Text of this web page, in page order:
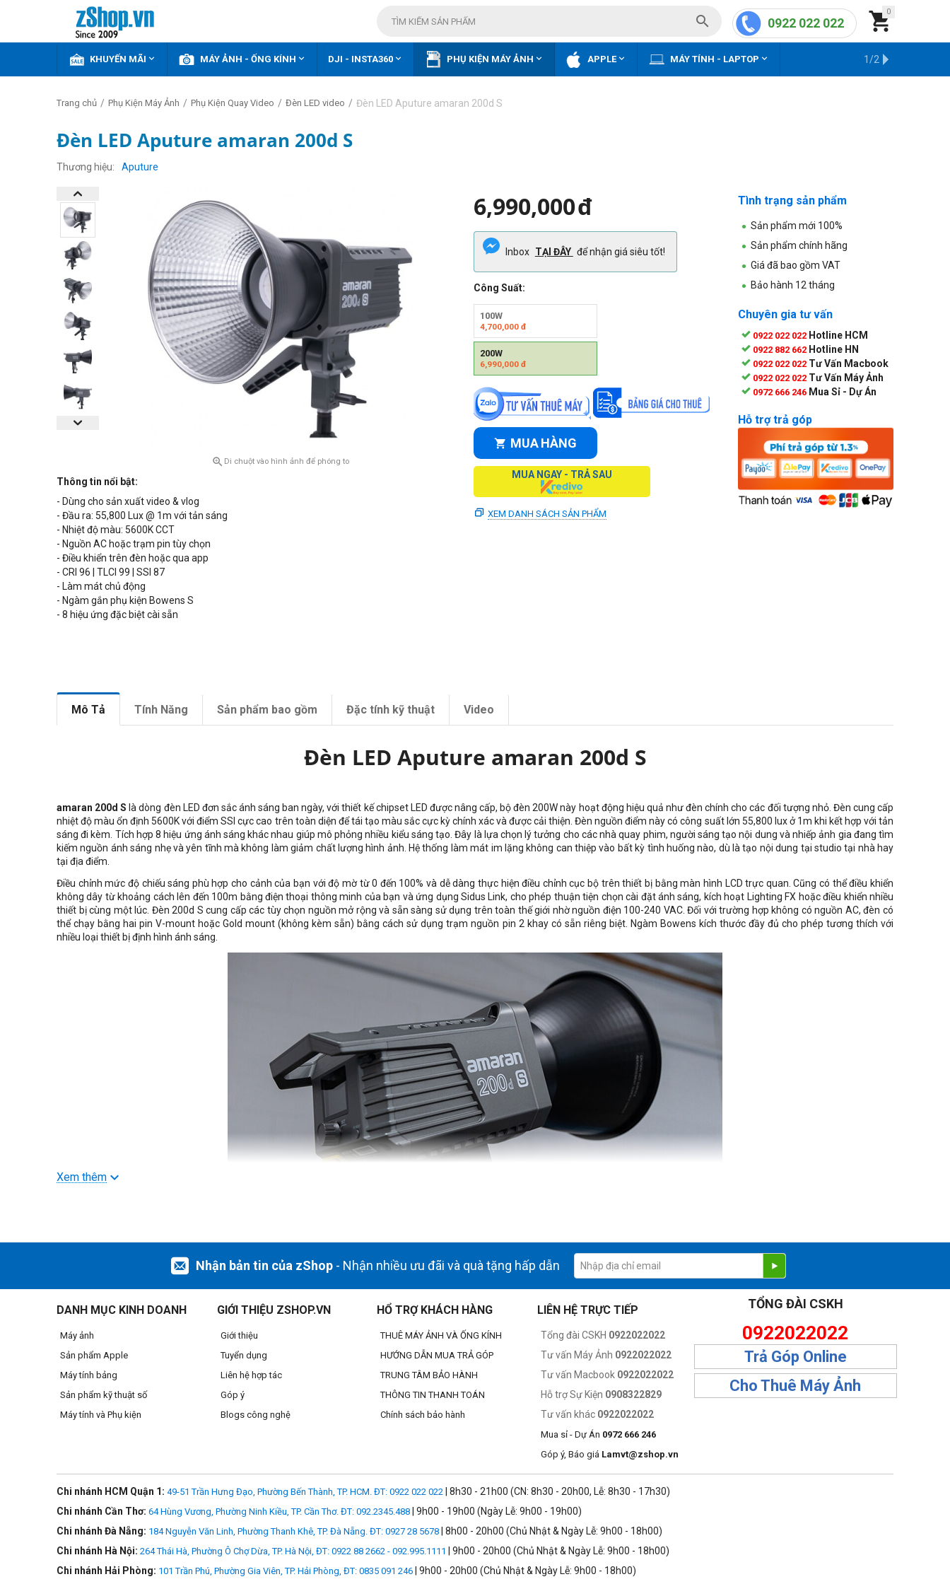
0

0922 022 022

KHUYẾN MÃI  MÁY ẢNH - ỐNG KÍNH  DJI - INSTA360  PHỤ KIỆN MÁY ẢNH  APPLE MÁY TÍNH - LAPTOP  KHO HÀNG CŨ
1/2
Trang chủ / Phụ Kiện Máy Ảnh / Phụ Kiện Quay Video / Đèn LED video / Đèn LED Aputure amaran 200d S
Đèn LED Aputure amaran 200d S
Thương hiệu Aputure
 Di chuột vào hình ảnh để phóng to
Thông tin nổi bật:
- Dùng cho sản xuất video & vlog
- Đầu ra: 55,800 Lux @ 1m với tản sáng
- Nhiệt độ màu: 5600K CCT
- Nguồn AC hoặc trạm pin tùy chọn
- Điều khiển trên đèn hoặc qua app
- CRI 96 | TLCI 99 | SSI 87
- Làm mát chủ động
- Ngàm gắn phụ kiện Bowens S
- 8 hiệu ứng đặc biệt cài sẵn
6,990,000đ
Inbox TẠI ĐÂY để nhận giá siêu tốt!
Công Suất:
100W
4,700,000đ
200W
6,990,000đ
MUA HÀNG
MUA NGAY - TRẢ SAU
XEM DANH SÁCH SẢN PHẨM
Tình trạng sản phẩm
Sản phẩm mới 100%
Sản phẩm chính hãng
Giá đã bao gồm VAT
Bảo hành 12 tháng
Chuyên gia tư vấn
0922 022 022 Hotline HCM
0922 882 662 Hotline HN
0922 022 022 Tư Vấn Macbook
0922 022 022 Tư Vấn Máy Ảnh
0972 666 246 Mua Sỉ - Dự Án
Hỗ trợ trả góp
Mô Tả Tính Năng Sản phẩm bao gồm Đặc tính kỹ thuật Video
Đèn LED Aputure amaran 200d S
amaran 200d S là dòng đèn LED đơn sắc ánh sáng ban ngày, với thiết kế chipset LED được nâng cấp, bộ đèn 200W này hoạt động hiệu quả như đèn chính cho các đối tượng nhỏ. Đèn cung cấp
nhiệt độ màu ổn định 5600K với điểm SSI cực cao trên toàn diện để tái tạo màu sắc cực kỳ chính xác và được cải thiện. Đèn nguồn điểm này có công suất lớn 55,800 lux ở 1m khi kết hợp với tản
sáng đi kèm. Tích hợp 8 hiệu ứng ánh sáng khác nhau giúp mô phỏng nhiều kiểu sáng tạo. Đây là lựa chọn lý tưởng cho các nhà quay phim, người sáng tạo nội dung và nhiếp ảnh gia đang tìm
kiếm nguồn ánh sáng nhẹ và yên tĩnh mà không làm giảm chất lượng hình ảnh. Hệ thống làm mát im lặng không can thiệp vào bất kỳ tình huống nào, dù là tạo nội dung tại studio tại nhà hay
tại địa điểm.
Điều chỉnh mức độ chiếu sáng phù hợp cho cảnh của bạn với độ mờ từ 0 đến 100% và dễ dàng thực hiện điều chỉnh cục bộ trên thiết bị bằng màn hình LCD trực quan. Cũng có thể điều khiển
không dây từ khoảng cách lên đến 100m bằng điện thoại thông minh của bạn và ứng dụng Sidus Link, cho phép thuận tiện chọn cài đặt ánh sáng, kích hoạt Lighting FX hoặc điều khiển nhiều
thiết bị cùng một lúc. Đèn 200d S cung cấp các tùy chọn nguồn mở rộng và sẵn sàng sử dụng trên toàn thế giới nhờ nguồn điện 100-240 VAC. Đối với trường hợp không có nguồn AC, đèn có
thể chạy bằng hai pin V-mount hoặc Gold mount (không kèm sẵn) bằng cách sử dụng trạm nguồn pin 2 khay có sẵn riêng biệt. Ngàm Bowens kích thước đầy đủ cho phép tương thích với
nhiều loại thiết bị định hình ánh sáng.
S-series đã cải thiện tính liên tục của quang phổ để đạt được chất lượng màu nâng cao của SSI cực cao (D56) là 87, tăng 17,5% về SSI so với phiên bản tiền nhiệm. Xếp hạng ấn tượng của CRI
96, TLCI 99, CQS 95 và TM-30 Rf 95/Rg 103 là sự đảm bảo cho bạn về độ chính xác cao trong việc tái tạo màu sắc mọi lúc. Thích hợp cho các studio tại nhà hoặc thiết lập phát trực tiếp, chất
lượng quang phổ được cải thiện đáng kể của 200d S sẽ đảm bảo tái tạo tông màu da chính xác cho video và ảnh của bạn.
Xem thêm
Nhận bản tin của zShop - Nhận nhiều ưu đãi và quà tặng hấp dẫn
DANH MỤC KINH DOANH
Máy ảnh
Sản phẩm Apple
Máy tính bảng
Sản phẩm kỹ thuật số
Máy tính và Phụ kiện
GIỚI THIỆU ZSHOP.VN
Giới thiệu
Tuyển dụng
Liên hệ hợp tác
Góp ý
Blogs công nghệ
HỔ TRỢ KHÁCH HÀNG
THUÊ MÁY ẢNH VÀ ỐNG KÍNH
HƯỚNG DẪN MUA TRẢ GÓP
TRUNG TÂM BẢO HÀNH
THÔNG TIN THANH TOÁN
Chính sách bảo hành
LIÊN HỆ TRỰC TIẾP
Tổng đài CSKH 0922022022
Tư vấn Máy Ảnh 0922022022
Tư vấn Macbook 0922022022
Hỗ trợ Sự Kiện 0908322829
Tư vấn khác 0922022022
Mua sỉ - Dự Án 0972 666 246
Góp ý, Báo giá Lamvt@zshop.vn
TỔNG ĐÀI CSKH
0922022022
Trả Góp Online
Cho Thuê Máy Ảnh
Chi nhánh HCM Quận 1: 49-51 Trần Hưng Đạo, Phường Bến Thành, TP. HCM. ĐT: 0922 022 022 | 8h30 - 21h00 (CN: 8h30 - 20h00, Lễ: 8h30 - 17h30)
Chi nhánh Cần Thơ: 64 Hùng Vương, Phường Ninh Kiều, TP. Cần Thơ. ĐT: 092.2345.488 | 9h00 - 19h00 (Ngày Lễ: 9h00 - 19h00)
Chi nhánh Đà Nẵng: 184 Nguyễn Văn Linh, Phường Thanh Khê, TP. Đà Nẵng. ĐT: 0927 28 5678 | 8h00 - 20h00 (Chủ Nhật & Ngày Lễ: 9h00 - 18h00)
Chi nhánh Hà Nội: 264 Thái Hà, Phường Ô Chợ Dừa, TP. Hà Nội, ĐT: 0922 88 2662 - 092.995.1111
| 9h00 - 20h00 (Chủ Nhật & Ngày Lễ: 9h00 - 18h00)
Chi nhánh Hải Phòng: 101 Trần Phú, Phường Gia Viên, TP. Hải Phòng, ĐT: 0835 091 246 | 9h00 - 20h00 (Chủ Nhật & Ngày Lễ: 9h00 - 18h00)